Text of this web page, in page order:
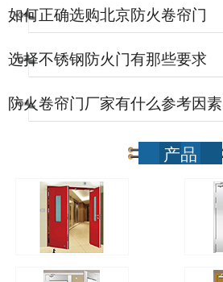
如何正确选购北京防火卷帘门
选择不锈钢防火门有那些要求
防火卷帘门厂家有什么参考因素
产品